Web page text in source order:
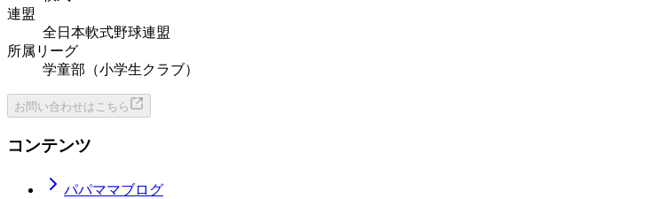
連盟
全日本軟式野球連盟
所属リーグ
学童部（小学生クラブ）
お問い合わせはこちら
コンテンツ
パパママブログ